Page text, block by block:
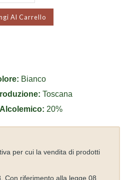
Al Carrello
Bianco
Toscana
20%
per cui la vendita di prodotti
Con riferimento alla legge 08